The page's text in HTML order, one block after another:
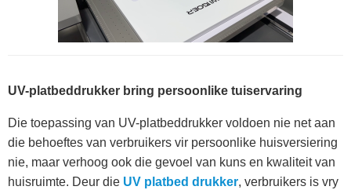
UV-platbeddrukker bring persoonlike tuiservaring
Die toepassing van UV-platbeddrukker voldoen nie net aan
die behoeftes van verbruikers vir persoonlike huisversiering
nie, maar verhoog ook die gevoel van kuns en kwaliteit van
huisruimte. Deur die UV platbed drukker, verbruikers is vry